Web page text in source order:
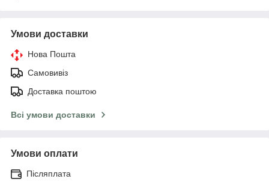
Умови доставки
Нова Пошта
Самовивіз
Доставка поштою
Всі умови доставки
Умови оплати
Післяплата